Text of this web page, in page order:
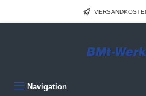
Zum Hauptinhalt springen
Navigation